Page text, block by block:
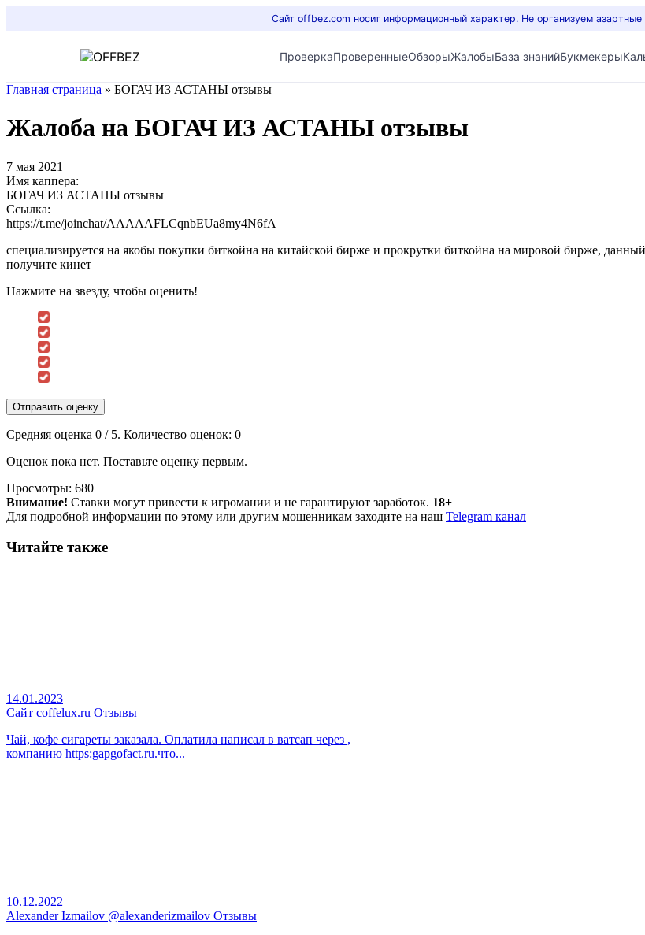
Сайт offbez.com носит информационный характер. Не организуем
ПроверкаПроверенныеОбзорыЖалобыБаза знанийБукмекеры
Главная страница » БОГАЧ ИЗ АСТАНЫ отзывы
Жалоба на БОГАЧ ИЗ АСТАНЫ отзывы
7 мая 2021
Имя каппера:
БОГАЧ ИЗ АСТАНЫ отзывы
Ссылка:
https://t.me/joinchat/AAAAAFLCqnbEUa8my4N6fA
специализируется на якобы покупки биткойна на китайской бирже и прокрутки биткойна на мировой бирже,
получите кинет
Нажмите на звезду, чтобы оценить!
Отправить оценку
Средняя оценка 0 / 5. Количество оценок: 0
Оценок пока нет. Поставьте оценку первым.
Просмотры: 680
Внимание! Ставки могут привести к игромании и не гарантируют заработок. 18+
Для подробной информации по этому или другим мошенникам заходите на наш Telegram канал
Читайте также
14.01.2023
Сайт coffelux.ru Отзывы
Чай, кофе сигареты заказала. Оплатила написал в ватсап через ,
компанию https:gapgofact.ru.что...
10.12.2022
Alexander Izmailov @alexanderizmailov Отзывы